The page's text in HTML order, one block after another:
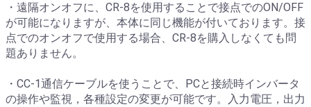
・遠隔オンオフに、CR-8を使用することで接点でのON/OFF
が可能になりますが、本体に同じ機能が付いております。接
点でのオンオフで使用する場合、CR-8を購入しなくても問
題ありません。
・CC-1通信ケーブルを使うことで、PCと接続時インバータ
の操作や監視，各種設定の変更が可能です。入力電圧，出力